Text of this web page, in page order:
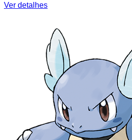
Ver detalhes